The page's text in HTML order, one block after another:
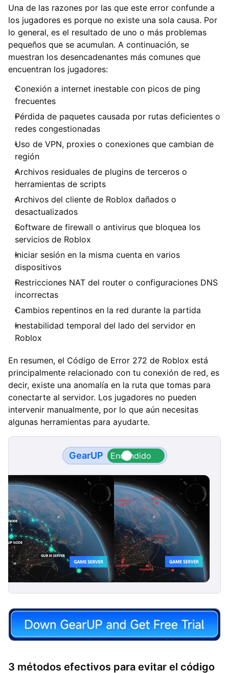
Una de las razones por las que este error confunde a
los jugadores es porque no existe una sola causa. Por
lo general, es el resultado de uno o más problemas
pequeños que se acumulan. A continuación, se
muestran los desencadenantes más comunes que
encuentran los jugadores:
Conexión a internet inestable con picos de ping
frecuentes
Pérdida de paquetes causada por rutas deficientes o
redes congestionadas
Uso de VPN, proxies o conexiones que cambian de
región
Archivos residuales de plugins de terceros o
herramientas de scripts
Archivos del cliente de Roblox dañados o
desactualizados
Software de firewall o antivirus que bloquea los
servicios de Roblox
Iniciar sesión en la misma cuenta en varios
dispositivos
Restricciones NAT del router o configuraciones DNS
incorrectas
Cambios repentinos en la red durante la partida
Inestabilidad temporal del lado del servidor en
Roblox
En resumen, el Código de Error 272 de Roblox está
principalmente relacionado con tu conexión de red, es
decir, existe una anomalía en la ruta que tomas para
conectarte al servidor. Los jugadores no pueden
intervenir manualmente, por lo que aún necesitas
algunas herramientas para ayudarte.
GearUP
3 métodos efectivos para evitar el código